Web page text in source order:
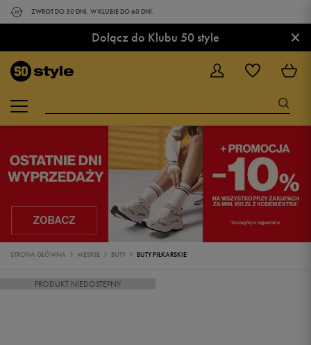
ZWROT DO 30 DNI. W KLUBIE DO 60 DNI.
Dołącz do Klubu 50 style ×
STRONA GŁÓWNA MĘSKIE BUTY BUTY PIŁKARSKIE
PRODUKT NIEDOSTĘPNY